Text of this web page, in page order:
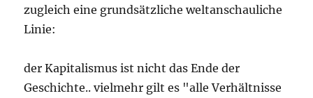
zugleich eine grundsätzliche weltanschauliche
Linie:
der Kapitalismus ist nicht das Ende der
Geschichte.. vielmehr gilt es "alle Verhältnisse